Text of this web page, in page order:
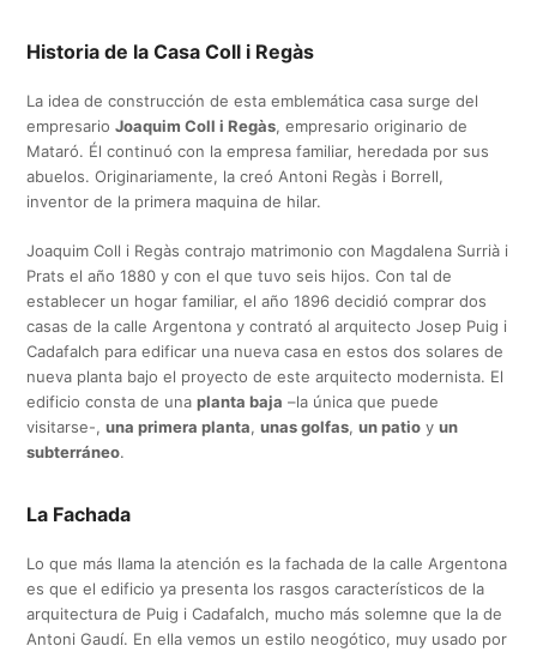
Historia de la Casa Coll i Regàs
La idea de construcción de esta emblemática casa surge del
empresarioJoaquim Coll i Regàs, empresario originario de
Mataró. Él continuó con la empresa familiar, heredada por sus
abuelos. Originariamente, la creó Antoni Regàs i Borrell,
inventor de la primera maquina de hilar.
Joaquim Coll i Regàs contrajo matrimonio con Magdalena Surrià i
Prats el año 1880 y con el que tuvo seis hijos. Con tal de
establecer un hogar familiar, el año 1896 decidió comprar dos
casas de la calle Argentona y contrató al arquitecto Josep Puig i
Cadafalch para edificar una nueva casa en estos dos solares de
nueva planta bajo el proyecto de este arquitecto modernista. El
edificio consta de unaplanta baja –la única que puede
visitarse-,una primera planta,unas golfas,un patio yun
subterráneo.
La Fachada
Lo que más llama la atención es la fachada de la calle Argentona
es que el edificio ya presenta los rasgos característicos de la
arquitectura de Puig i Cadafalch, mucho más solemne que la de
Antoni Gaudí. En ella vemos un estilo neogótico, muy usado por